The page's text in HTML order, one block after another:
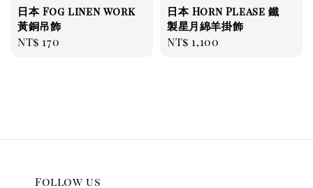
日本 Fog linen work
黃銅吊飾
Regular
NT$ 170
日本 Horn Please 鐵
製星月綿羊掛飾
Regular
NT$ 1,100
Follow us